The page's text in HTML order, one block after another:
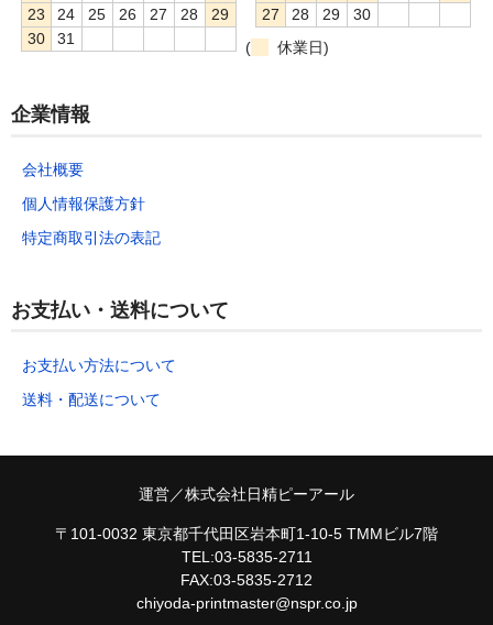
23
24 25 26 27 28
29
30
31
27
28 29
30
(
休業日)
企業情報
会社概要
個人情報保護方針
特定商取引法の表記
お支払い・送料について
お支払い方法について
送料・配送について
運営／株式会社日精ピーアール
〒101-0032 東京都千代田区岩本町1-10-5 TMMビル7階
TEL:03-5835-2711
FAX:03-5835-2712
chiyoda-printmaster@nspr.co.jp